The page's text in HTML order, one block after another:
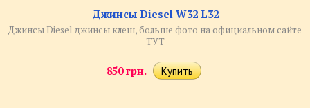
​Джинсы Diesel W32 L32
​Джинсы Diesel джинсы клеш, больше фото на официальном сайте
ТУТ
850 грн.